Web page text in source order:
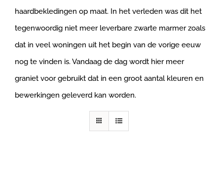
haardbekledingen op maat. In het verleden was dit het
tegenwoordig niet meer leverbare zwarte marmer zoals
dat in veel woningen uit het begin van de vorige eeuw
nog te vinden is. Vandaag de dag wordt hier meer
graniet voor gebruikt dat in een groot aantal kleuren en
bewerkingen geleverd kan worden.